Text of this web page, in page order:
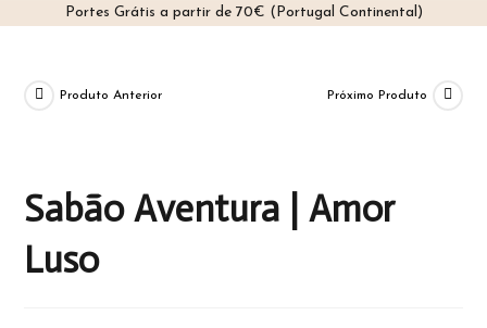
Portes Grátis a partir de 70€ (Portugal Continental)
content
Produto Anterior Próximo Produto
Sabão Aventura | Amor
Luso